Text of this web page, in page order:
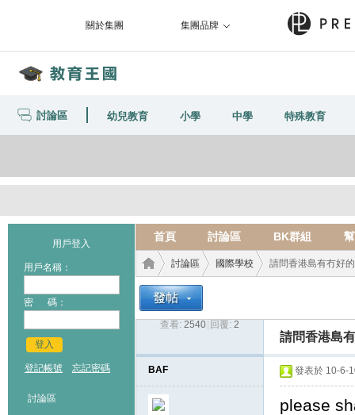
關於集團 集團品牌
討論區 幼兒教育 小學 中學 特殊教育
用戶登入
用戶名稱：
密 碼：
登入
登記帳號 忘記密碼
討論區
首頁 討論區 BK群組
討論區
›
國際學校 請問香港島有冇好
查看: 2540 回覆: 2
請問香港島
BAF 發表於 10-6-
please